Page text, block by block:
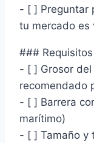
- [ ] Preguntar
tu mercado es
###
- [ ] Grosor
recomendado
- [ ] Barrera
marítimo)
- [ ] Tamaño y